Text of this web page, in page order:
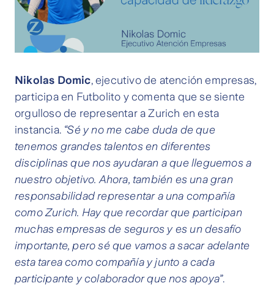
Nikolas Domic, ejecutivo de atención empresas,
participa en Futbolito y comenta que se siente
orgulloso de representar a Zurich en esta
instancia. “Sé y no me cabe duda de que
tenemos grandes talentos en diferentes
disciplinas que nos ayudaran a que lleguemos a
nuestro objetivo. Ahora, también es una gran
responsabilidad representar a una compañía
como Zurich. Hay que recordar que participan
muchas empresas de seguros y es un desafío
importante, pero sé que vamos a sacar adelante
esta tarea como compañía y junto a cada
participante y colaborador que nos apoya”.